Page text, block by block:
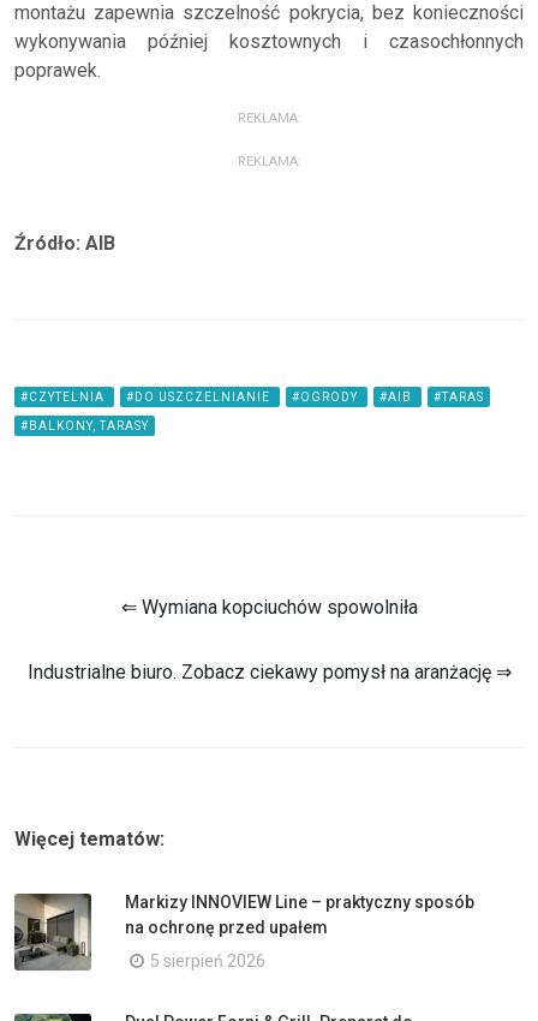
montażu zapewnia szczelność pokrycia, bez konieczności
wykonywania później kosztownych i czasochłonnych
poprawek.
REKLAMA:
REKLAMA:
Źródło: AIB
#CZYTELNIA #DO USZCZELNIANIE #OGRODY #AIB #TARAS
#BALKONY, TARASY
⇐ Wymiana kopciuchów spowolniła
Industrialne biuro. Zobacz ciekawy pomysł na aranżację ⇒
Więcej tematów:
Markizy INNOVIEW Line – praktyczny sposób
na ochronę przed upałem
5 sierpień 2026